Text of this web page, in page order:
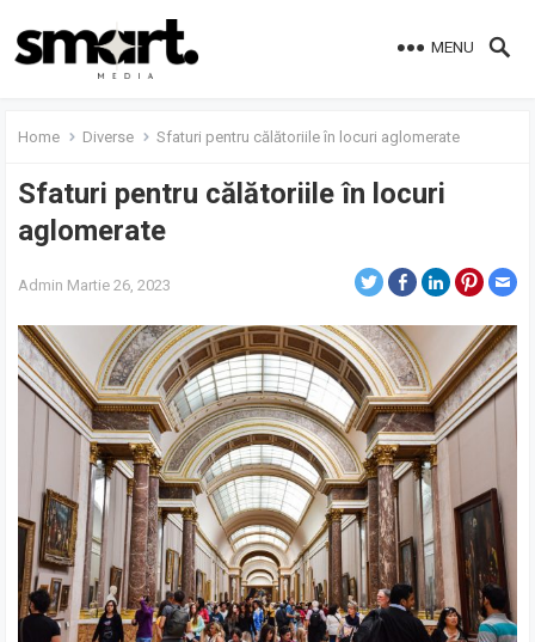
MENU
Home Diverse Sfaturi pentru călătoriile în locuri aglomerate
Sfaturi pentru călătoriile în locuri
aglomerate
Admin Martie 26, 2023